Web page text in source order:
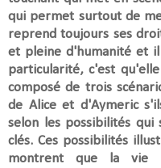
qui permet surtout de
reprend toujours ses
et pleine d'humanité et il
particularité, c'est
composé de trois
de Alice et d'Aymeric
selon les possibilités qui
clés. Ces possibilités
montrent que la vie